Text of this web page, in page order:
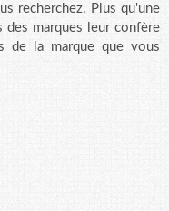
recherchez. Plus qu'une
des marques leur confère
de la marque que vous